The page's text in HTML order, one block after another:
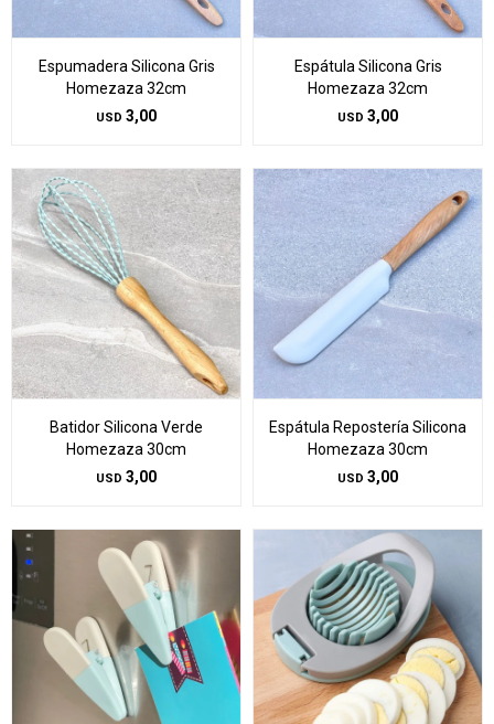
Espumadera Silicona Gris
Homezaza 32cm
USD 3,00
Espátula Silicona Gris
Homezaza 32cm
USD 3,00
Batidor Silicona Verde
Homezaza 30cm
USD 3,00
Espátula Repostería Silicona
Homezaza 30cm
USD 3,00